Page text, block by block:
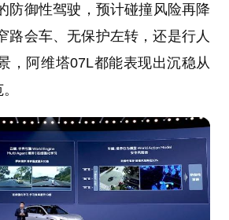
防御性驾驶，预计碰撞风险再降
路会车、无保护左转，还是行人
，阿维塔07L都能表现出沉稳从